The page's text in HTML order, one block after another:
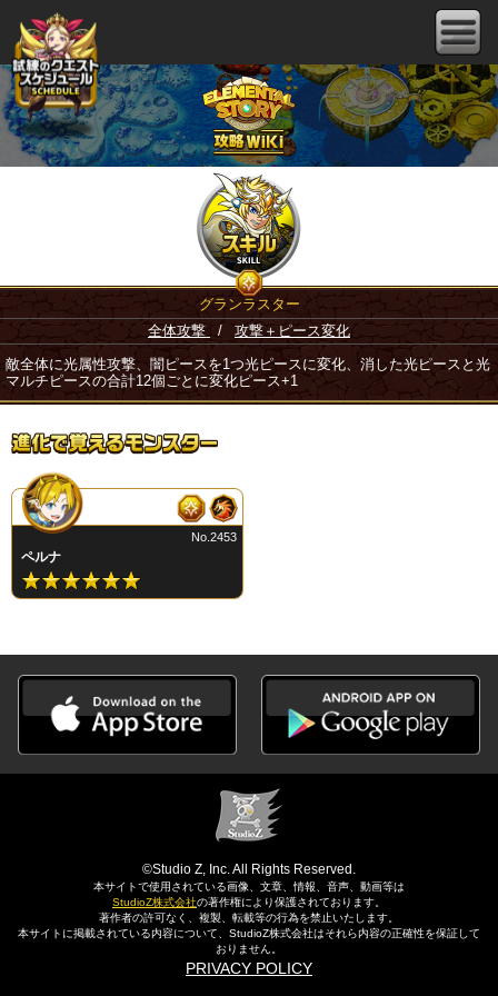
グランラスター
全体攻撃
/ 攻撃＋ピース変化
敵全体に光属性攻撃、闇ピースを1つ光ピースに変化、消した光ピースと光
マルチピースの合計12個ごとに変化ピース+1
ペルナ
No.2453
©Studio Z, Inc. All Rights Reserved.
本サイトで使用されている画像、文章、情報、音声、動画等は
StudioZ株式会社の著作権により保護されております。
著作者の許可なく、複製、転載等の行為を禁止いたします。
本サイトに掲載されている内容について、StudioZ株式会社はそれら内容の正確性を保証して
おりません。
PRIVACY POLICY